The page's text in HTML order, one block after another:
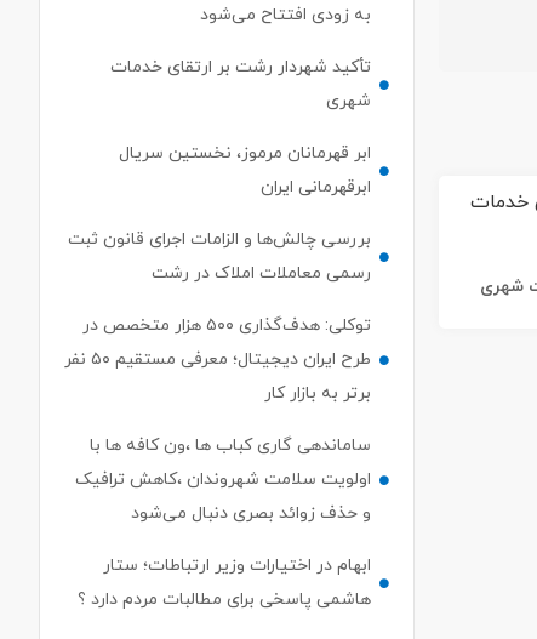
شهری
به زودی افتتاح می‌شود
تأکید شهردار رشت بر ارتقای خدمات
شهری
ابر قهرمانان مرموز، نخستین سریال
ابرقهرمانی ایران
بررسی چالش‌ها و الزامات اجرای قانون ثبت
رسمی معاملات املاک در رشت
توکلی: هدف‌گذاری ۵۰۰ هزار متخصص در
طرح ایران دیجیتال؛ معرفی مستقیم ۵۰ نفر
برتر به بازار کار
ساماندهی گاری کباب ها ،ون کافه ها با
اولویت سلامت شهروندان ،کاهش ترافیک
و حذف زوائد بصری دنبال می‌شود
ابهام در اختیارات وزیر ارتباطات؛ ستار
هاشمی پاسخی برای مطالبات مردم دارد ؟